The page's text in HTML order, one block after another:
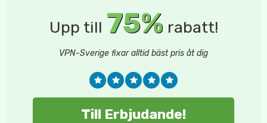
Upp till 75% rabatt!
VPN-Sverige fixar alltid bäst pris åt dig
Till Erbjudande!